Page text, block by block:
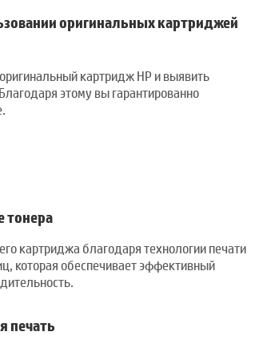
оригинальных картриджей
картридж HP и выявить
этому вы гарантированно
тонера
картриджа благодаря технологии печати
которая обеспечивает эффективный
печать